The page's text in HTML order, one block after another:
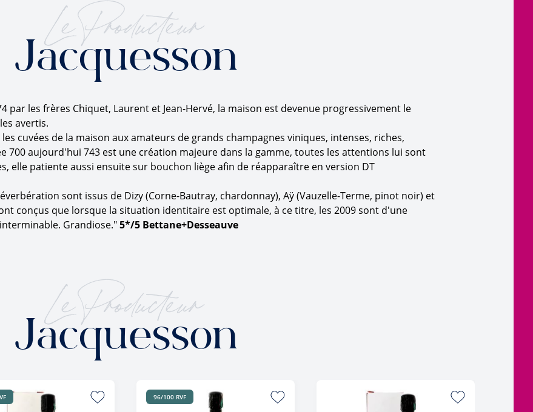
Le Producteur
Jacquesson
par les frères Chiquet, Laurent et Jean-Hervé, la maison est devenue progressivement le
avertis.
cuvées de la maison aux amateurs de grands champagnes viniques, intenses, riches,
700 aujourd'hui 743 est une création majeure dans la gamme, toutes les attentions lui sont
elle patiente aussi ensuite sur bouchon liège afin de réapparaître en version DT
sont issus de Dizy (Corne-Bautray, chardonnay), Aÿ (Vauzelle-Terme, pinot noir) et
conçus que lorsque la situation identitaire est optimale, à ce titre, les 2009 sont d'une
Grandiose."5*/5 Bettane+Desseauve
Le Producteur
Jacquesson
96/100 RVF